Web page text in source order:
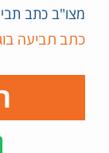
מצו"ב כתב
כתב תביעה